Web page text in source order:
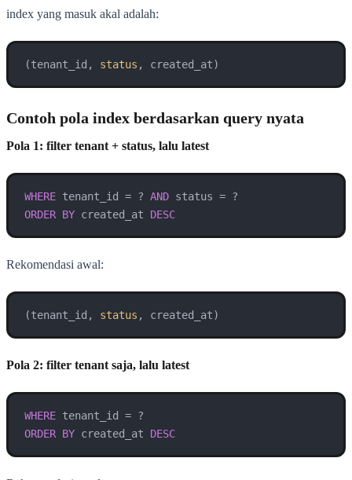
index yang masuk akal adalah:
(tenant_id, status , created_at)
Contoh pola index berdasarkan query nyata
Pola 1: filter tenant + status, lalu latest
WHERE tenant_id = ? AND status =
ORDER BY created_at DESC
Rekomendasi awal:
(tenant_id, status , created_at)
Pola 2: filter tenant saja, lalu latest
WHERE tenant_id =
ORDER BY created_at DESC